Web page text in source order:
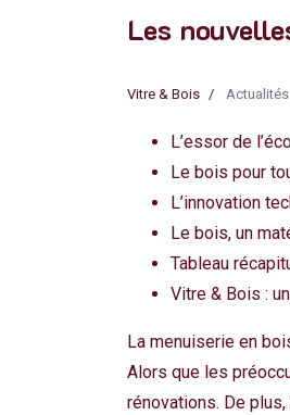
Les
Vitre & Bois Actualités
L’essor de
Le bois pour
L’innovation
Le bois, un
Tableau
Vitre & Bois :
La menuiserie en
Alors que les
rénovations. De